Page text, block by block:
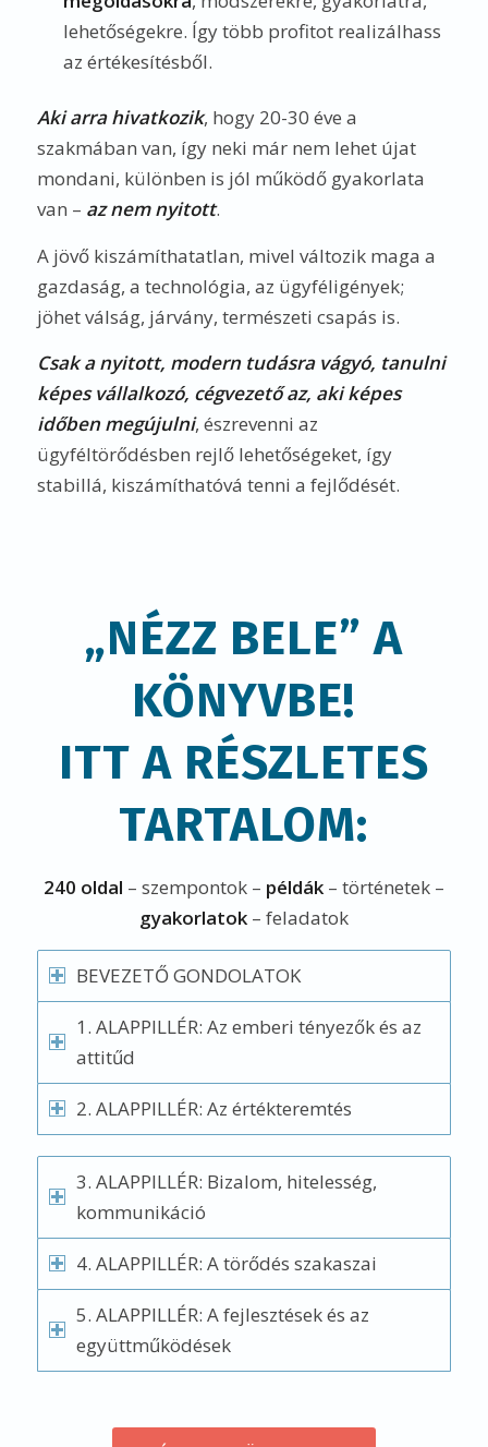
lehetőségekre. Így több profitot realizálhass
az értékesítésből.
Aki arra hivatkozik, hogy 20-30 éve a
szakmában van, így neki már nem lehet újat
mondani, különben is jól működő gyakorlata
van – az nem nyitott.
A jövő kiszámíthatatlan, mivel változik maga a
gazdaság, a technológia, az ügyféligények;
jöhet válság, járvány, természeti csapás is.
Csak a nyitott, modern tudásra vágyó, tanulni
képes vállalkozó, cégvezető az, aki képes
időben megújulni, észrevenni az
ügyféltörődésben rejlő lehetőségeket, így
stabillá, kiszámíthatóvá tenni a fejlődését.
„NÉZZ BELE” A
KÖNYVBE!
ITT A RÉSZLETES
TARTALOM:
240 oldal – szempontok – példák– történetek –
gyakorlatok– feladatok
BEVEZETŐ GONDOLATOK
1. ALAPPILLÉR: Az emberi tényezők és az
attitűd
2. ALAPPILLÉR: Az értékteremtés
3. ALAPPILLÉR: Bizalom, hitelesség,
kommunikáció
4. ALAPPILLÉR: A törődés szakaszai
5. ALAPPILLÉR: A fejlesztések és az
együttműködések